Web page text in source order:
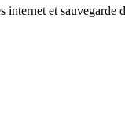
et sauvegarde